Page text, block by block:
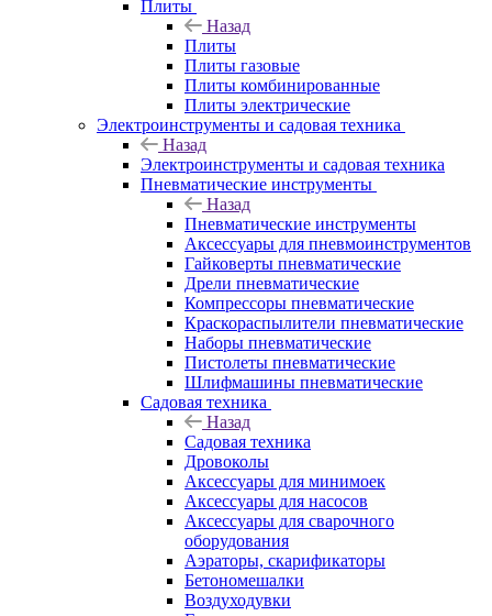
Плиты
Назад
Плиты
Плиты газовые
Плиты комбинированные
Плиты электрические
Электроинструменты и садовая техника
Назад
Электроинструменты и садовая техника
Пневматические инструменты
Назад
Пневматические инструменты
Аксессуары для пневмоинструментов
Гайковерты пневматические
Дрели пневматические
Компрессоры пневматические
Краскораспылители пневматические
Наборы пневматические
Пистолеты пневматические
Шлифмашины пневматические
Садовая техника
Назад
Садовая техника
Дровоколы
Аксессуары для минимоек
Аксессуары для насосов
Аксессуары для сварочного
оборудования
Аэраторы, скарификаторы
Бетономешалки
Воздуходувки